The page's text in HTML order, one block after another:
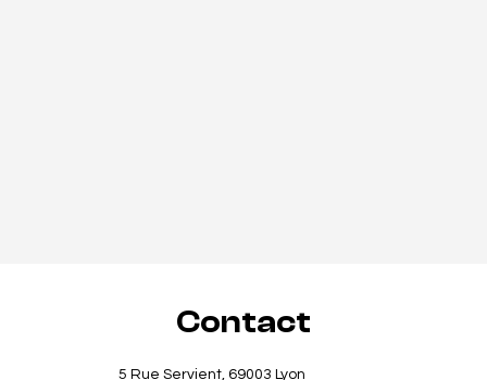
Contact
5 Rue Servient, 69003 Lyon